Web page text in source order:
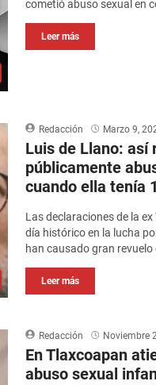
cometió abuso sexual en
Leer más
Redacción Marzo 9,
Luis de Llano: así
públicamente
cuando ella tenía
Las declaraciones de la
día histórico en la lucha
han causado gran revuelo
Leer más
Redacción Noviembre
En Tlaxcoapan
abuso sexual